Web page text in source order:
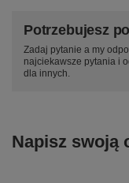
Potrzebujesz
Zadaj pytanie a my
najciekawsze pytania i
dla innych.
Napisz swoją